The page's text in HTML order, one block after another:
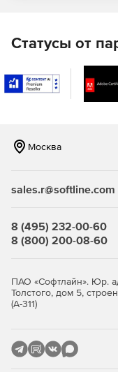
Полноценная
различных
Поддержка
Возможность
Статусы от
Москва
sales.r@softline.com
8 (495) 232-00-60
8 (800) 200-08-60
ПАО «Софтлайн». Юр.
Толстого, дом 5,
(А-311)